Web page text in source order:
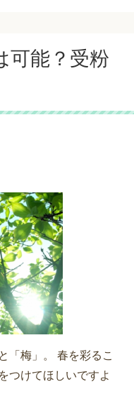
可能？受粉
「梅」。 春を彩るこ
つけてほしいですよ